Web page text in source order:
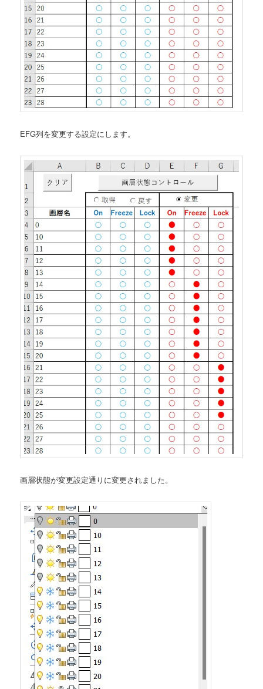
EFG列を変更する設定にします。
画層状態が変更設定通りに変更されました。